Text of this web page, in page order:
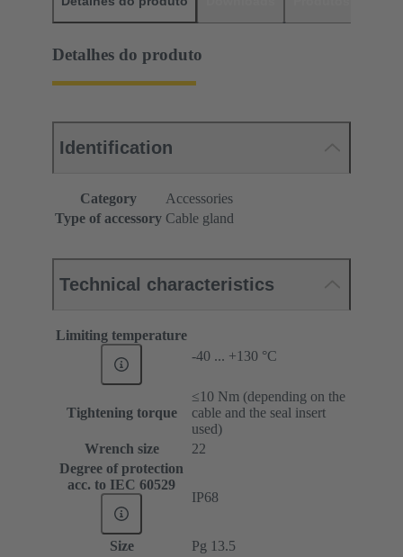
Detalhes do produto
Identification
Category
Accessories
Type of accessory Cable gland
Technical characteristics
Limiting temperature
-40 ... +130 °C
Tightening torque
≤10 Nm (depending on the
cable and the seal insert
used)
Wrench size
22
Degree of protection
acc. to IEC 60529
IP68
Size
Pg 13.5